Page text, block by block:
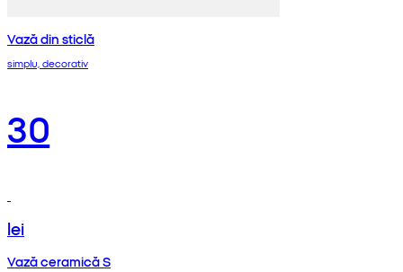
Vază din sticlă
simplu, decorativ
30
lei
Vază ceramică S